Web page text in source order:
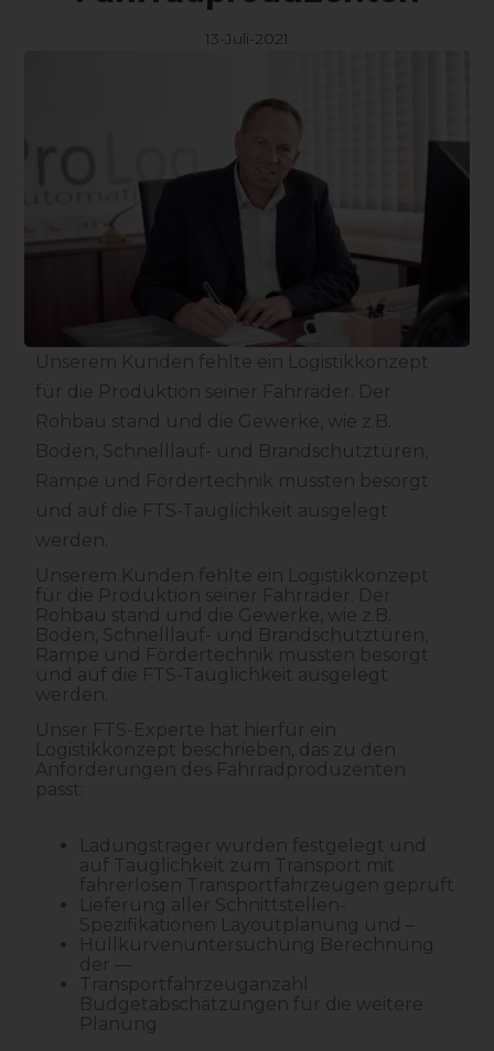
13-Juli-2021
Unserem Kunden fehlte ein Logistikkonzept
für die Produktion seiner Fahrräder. Der
Rohbau stand und die Gewerke, wie z.B.
Boden, Schnelllauf- und Brandschutztüren,
Rampe und Fördertechnik mussten besorgt
und auf die FTS-Tauglichkeit ausgelegt
werden.
Unserem Kunden fehlte ein Logistikkonzept
für die Produktion seiner Fahrräder. Der
Rohbau stand und die Gewerke, wie z.B.
Boden, Schnelllauf- und Brandschutztüren,
Rampe und Fördertechnik mussten besorgt
und auf die FTS-Tauglichkeit ausgelegt
werden.
Unser FTS-Experte hat hierfür ein
Logistikkonzept beschrieben, das zu den
Anforderungen des Fahrradproduzenten
passt:
Ladungsträger wurden festgelegt und
auf Tauglichkeit zum Transport mit
fahrerlosen Transportfahrzeugen geprüft
Lieferung aller Schnittstellen-
Spezifikationen Layoutplanung und –
Hüllkurvenuntersuchung Berechnung
der —
Transportfahrzeuganzahl
Budgetabschätzungen für die weitere
Planung